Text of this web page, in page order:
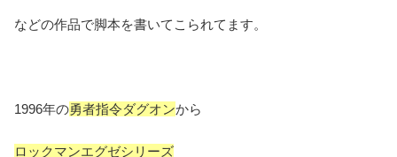
などの作品で脚本を書いてこられてます。
1996年の勇者指令ダグオンから
ロックマンエグゼシリーズ